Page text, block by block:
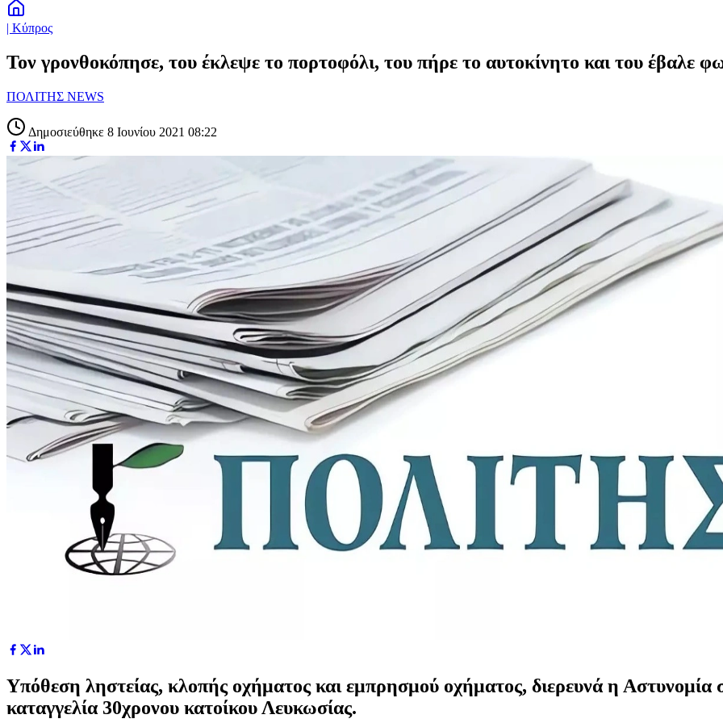
| Κύπρος
Τον γρονθοκόπησε, του έκλεψε το πορτοφόλι, του πήρε το αυτοκίνητο και του έβαλε
ΠΟΛΙΤΗΣ NEWS
Δημοσιεύθηκε 8 Ιουνίου 2021 08:22
Υπόθεση ληστείας, κλοπής οχήματος και εμπρησμού οχήματος, διερευνά η Αστυνομία
καταγγελία 30χρονου κατοίκου Λευκωσίας.